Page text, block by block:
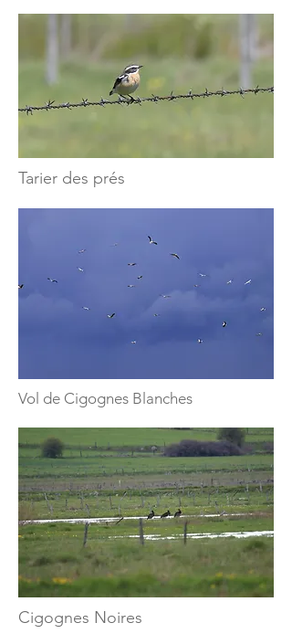
Tarier des prés
Vol de Cigognes Blanches
Cigognes Noires